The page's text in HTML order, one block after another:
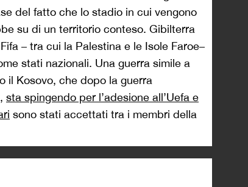
del fatto che lo stadio in cui vengono
su di un territorio conteso. Gibilterra
– tra cui la Palestina e le Isole Faroe–
stati nazionali. Una guerra simile a
il Kosovo, che dopo la guerra
sta spingendo per l’adesione all’Uefa e
sono stati accettati tra i membri della